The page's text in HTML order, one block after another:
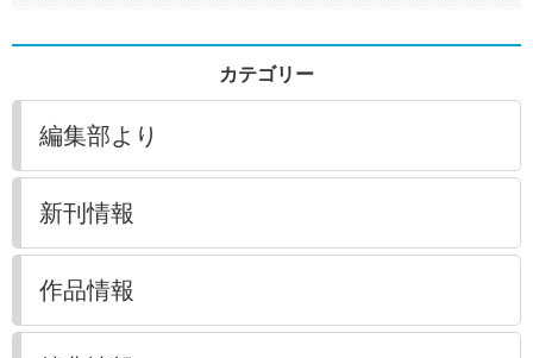
カテゴリー
編集部より
新刊情報
作品情報